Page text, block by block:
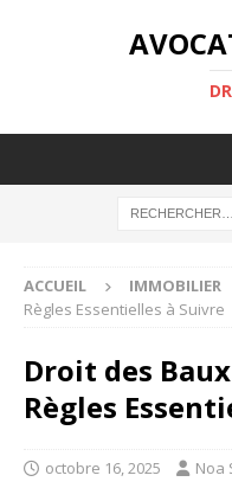
ACCUEIL IMMOBILIER
Règles Essentielles à Suivre
Droit des
Règles
octobre 16, 2025 Noa